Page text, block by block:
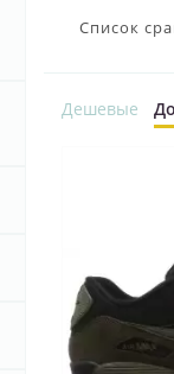
Список
Дешевые